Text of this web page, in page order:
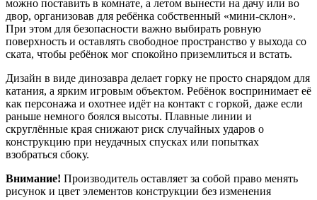
можно поставить в комнате, а летом вынести на дачу или во
двор, организовав для ребёнка собственный «мини‑склон».
При этом для безопасности важно выбирать ровную
поверхность и оставлять свободное пространство у выхода со
ската, чтобы ребёнок мог спокойно приземлиться и встать.
Дизайн в виде динозавра делает горку не просто снарядом для
катания, а ярким игровым объектом. Ребёнок воспринимает её
как персонажа и охотнее идёт на контакт с горкой, даже если
раньше немного боялся высоты. Плавные линии и
скруглённые края снижают риск случайных ударов о
конструкцию при неудачных спусках или попытках
взобраться сбоку.
Внимание! Производитель оставляет за собой право менять
рисунок и цвет элементов конструкции без изменения